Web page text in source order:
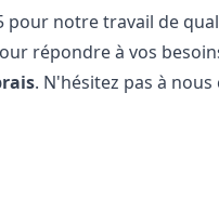
pour notre travail de
répondre à vos
. N'hésitez pas à